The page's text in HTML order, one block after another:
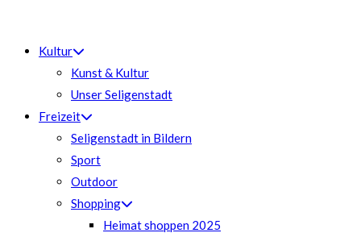
springen
Kultur
Kunst & Kultur
Unser Seligenstadt
Freizeit
Seligenstadt in Bildern
Sport
Outdoor
Shopping
Heimat shoppen 2025